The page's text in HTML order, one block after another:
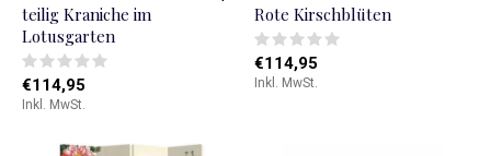
teilig Kraniche im
Lotusgarten
€114,95
Inkl. MwSt.
Rote Kirschblüten
€114,95
Inkl. MwSt.